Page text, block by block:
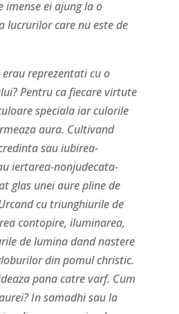
ei ajung la o
lucrurilor care nu este de
reprezentati cu o
Pentru ca fiecare virtute
speciala iar culorile
aura. Cultivand
sau iubirea-
iertarea-nonjudecata-
glas unei aure pline de
cu triunghiurile de
contopire, iluminarea,
de lumina dand nastere
din pomul christic.
pana catre varf. Cum
In samadhi sau la